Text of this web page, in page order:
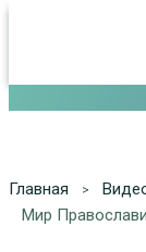
Главная